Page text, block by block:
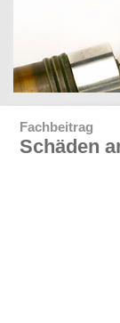
Fachbeitrag
Schäden